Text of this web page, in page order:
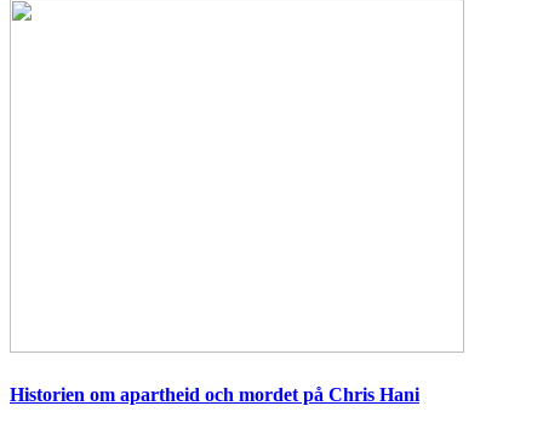
Historien om apartheid och mordet på Chris Hani